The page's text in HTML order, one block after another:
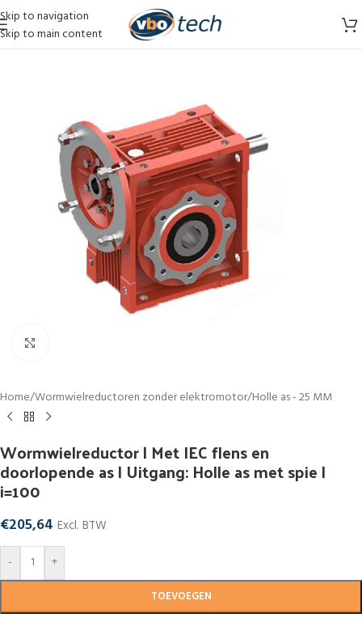
Skip to navigation
Skip to main content
Home/Wormwielreductoren zonder elektromotor/Holle as - 25 MM
Wormwielreductor | Met IEC flens en
doorlopende as | Uitgang: Holle as met spie |
i=100
€205,64 Excl. BTW
-
+
TOEVOEGEN